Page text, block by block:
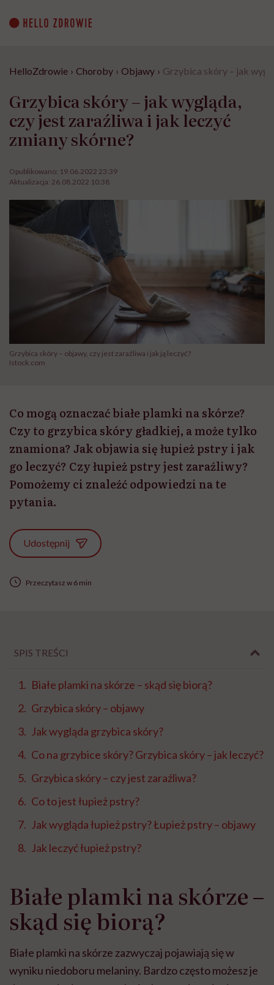
content
HelloZdrowie › Choroby › Objawy › Grzybica skóry – jak
Grzybica skóry – jak wygląda,
czy jest zaraźliwa i jak leczyć
zmiany skórne?
Opublikowano: 19.06.2022 23:39
Aktualizacja: 26.08.2022 10:38
Grzybica skóry – objawy, czy jest zaraźliwa i jak ją leczyć?
Istock.com
Co mogą oznaczać białe plamki na skórze?
Czy to grzybica skóry gładkiej, a może tylko
znamiona? Jak objawia się łupież pstry i jak
go leczyć? Czy łupież pstry jest zaraźliwy?
Pomożemy ci znaleźć odpowiedzi na te
pytania.
Udostępnij
Przeczytasz w 6 min
SPIS TREŚCI
Białe plamki na skórze – skąd się biorą?
Grzybica skóry – objawy
Jak wygląda grzybica skóry?
Co na grzybice skóry? Grzybica skóry – jak leczyć?
Grzybica skóry – czy jest zaraźliwa?
Co to jest łupież pstry?
Jak wygląda łupież pstry? Łupież pstry – objawy
Jak leczyć łupież pstry?
Białe plamki na skórze –
skąd się biorą?
Białe plamki na skórze zazwyczaj pojawiają się w
wyniku niedoboru melaniny. Bardzo często możesz je